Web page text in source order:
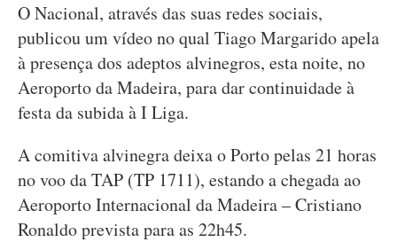
O Nacional, através das suas redes sociais,
publicou um vídeo no qual Tiago Margarido apela
à presença dos adeptos alvinegros, esta noite, no
Aeroporto da Madeira, para dar continuidade à
festa da subida à I Liga.
A comitiva alvinegra deixa o Porto pelas 21 horas
no voo da TAP (TP 1711), estando a chegada ao
Aeroporto Internacional da Madeira – Cristiano
Ronaldo prevista para as 22h45.